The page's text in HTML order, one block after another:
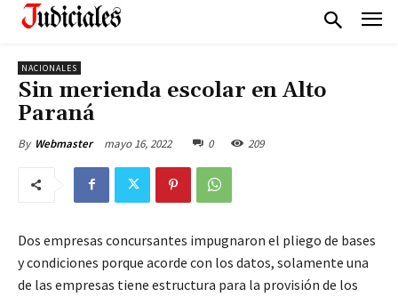
NACIONALES
Sin merienda escolar en Alto
Paraná
By Webmaster mayo 16, 2022 0 209
Dos empresas concursantes impugnaron el pliego de bases
y condiciones porque acorde con los datos, solamente una
de las empresas tiene estructura para la provisión de los